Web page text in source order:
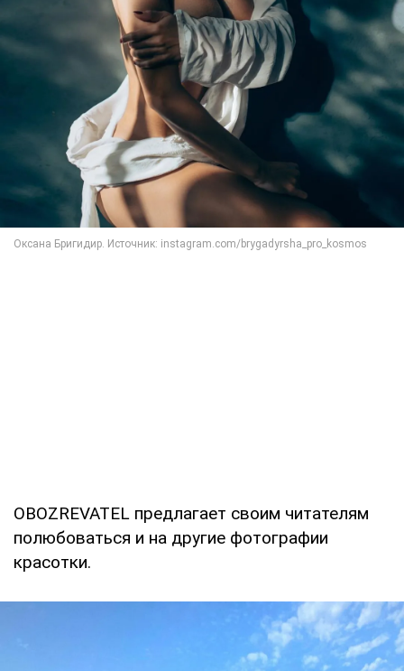
OBOZREVATEL предлагает своим читателям
полюбоваться и на другие фотографии
красотки.